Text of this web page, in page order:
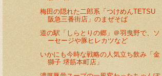
梅田の隠れた二郎系「つけめんTETSU
阪急三番街店」のまぜそば
道の駅「しらとりの郷」＠羽曳野で、ソ
ーセージや豚ヒレカツなど
いかにも今時な戦略の人気立ち飲み「金
獅子 堺筋本町店」